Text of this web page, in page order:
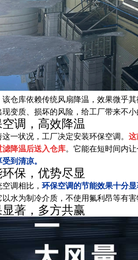
该仓库依赖传统风扇降温，效果微乎
变质、损坏的风险，给工厂带来不小
调，高效降温
一状况，工厂决定安装环保空调。 这
滤降温后送入仓库。它能在短时间内
到清凉。
保，优势尽显
调相比， 环保空调的节能效果十分显
以水为制冷介质，不使用氟利昂等有
著，多方共赢